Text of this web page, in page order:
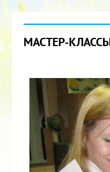
МАСТЕР-